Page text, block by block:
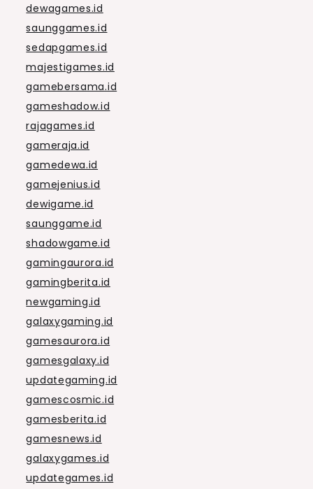
dewagames.id
saunggames.id
sedapgames.id
majestigames.id
gamebersama.id
gameshadow.id
rajagames.id
gameraja.id
gamedewa.id
gamejenius.id
dewigame.id
saunggame.id
shadowgame.id
gamingaurora.id
gamingberita.id
newgaming.id
galaxygaming.id
gamesaurora.id
gamesgalaxy.id
updategaming.id
gamescosmic.id
gamesberita.id
gamesnews.id
galaxygames.id
updategames.id